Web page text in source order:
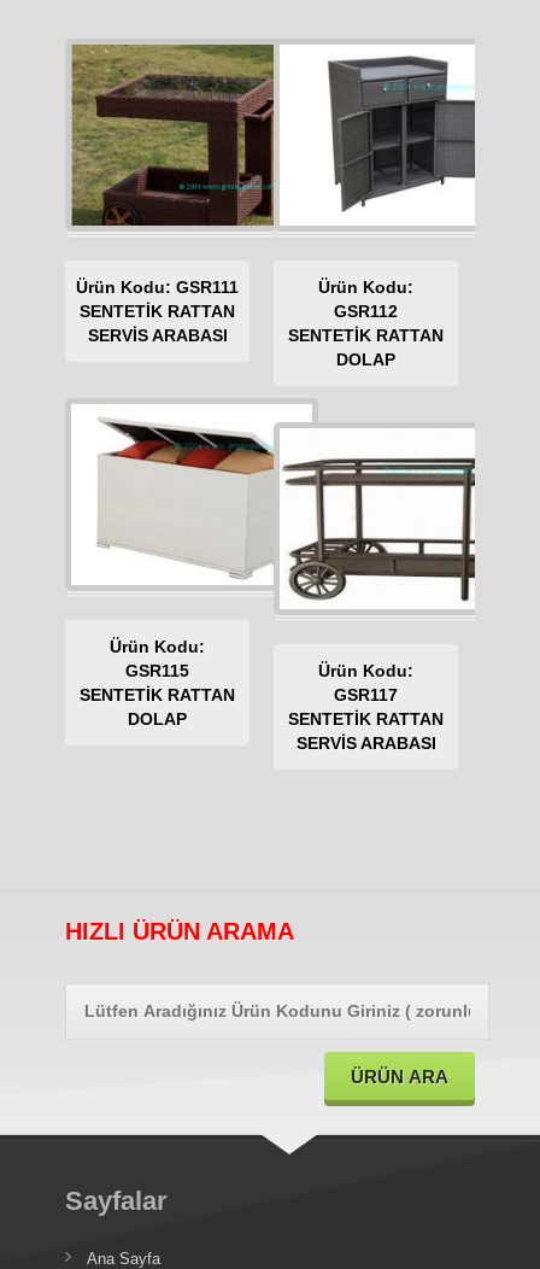
Ürün Kodu: GSR111
SENTETİK RATTAN
SERVİS ARABASI
Ürün Kodu:
GSR112
SENTETİK RATTAN
DOLAP
Ürün Kodu:
GSR115
SENTETİK RATTAN
DOLAP
Ürün Kodu:
GSR117
SENTETİK RATTAN
SERVİS ARABASI
HIZLI ÜRÜN ARAMA
Sayfalar
Ana Sayfa